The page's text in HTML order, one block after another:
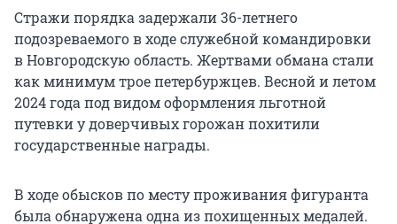
Стражи порядка задержали 36-летнего
подозреваемого в ходе служебной командировки
в Новгородскую область. Жертвами обмана стали
как минимум трое петербуржцев. Весной и летом
2024 года под видом оформления льготной
путевки у доверчивых горожан похитили
государственные награды.
В ходе обысков по месту проживания фигуранта
была обнаружена одна из похищенных медалей.